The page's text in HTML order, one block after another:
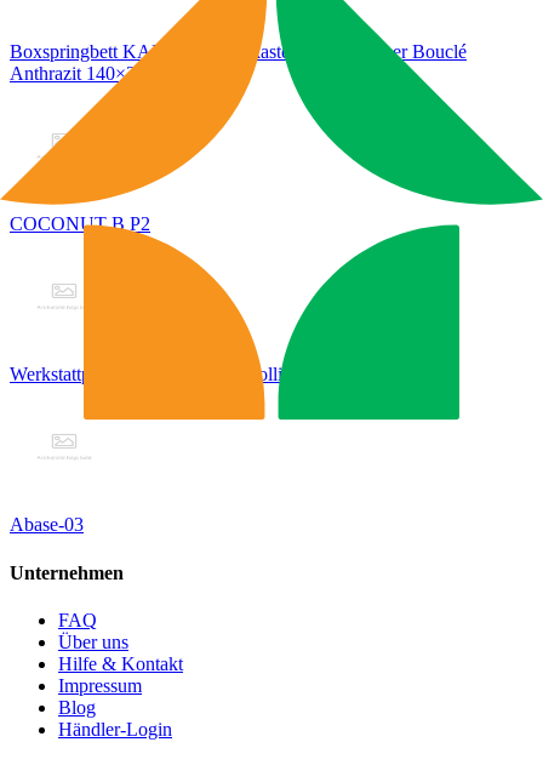
Boxspringbett KAIRO mit Bettkasten Visco Topper Bouclé
Anthrazit 140×200
COCONUT B P2
Werkstattpresse, Traglast 12 T Colli 2/2
Abase-03
Unternehmen
FAQ
Über uns
Hilfe & Kontakt
Impressum
Blog
Händler-Login